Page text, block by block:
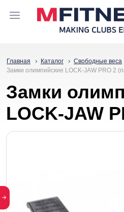
Главная Каталог Свободные веса
Замки олимпийские LOCK-JAW PRO 2
Замки
LOCK-JAW